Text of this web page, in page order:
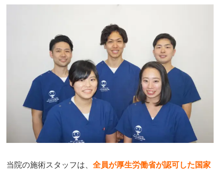
当院の施術スタッフは、全員が厚生労働省が認可した国家